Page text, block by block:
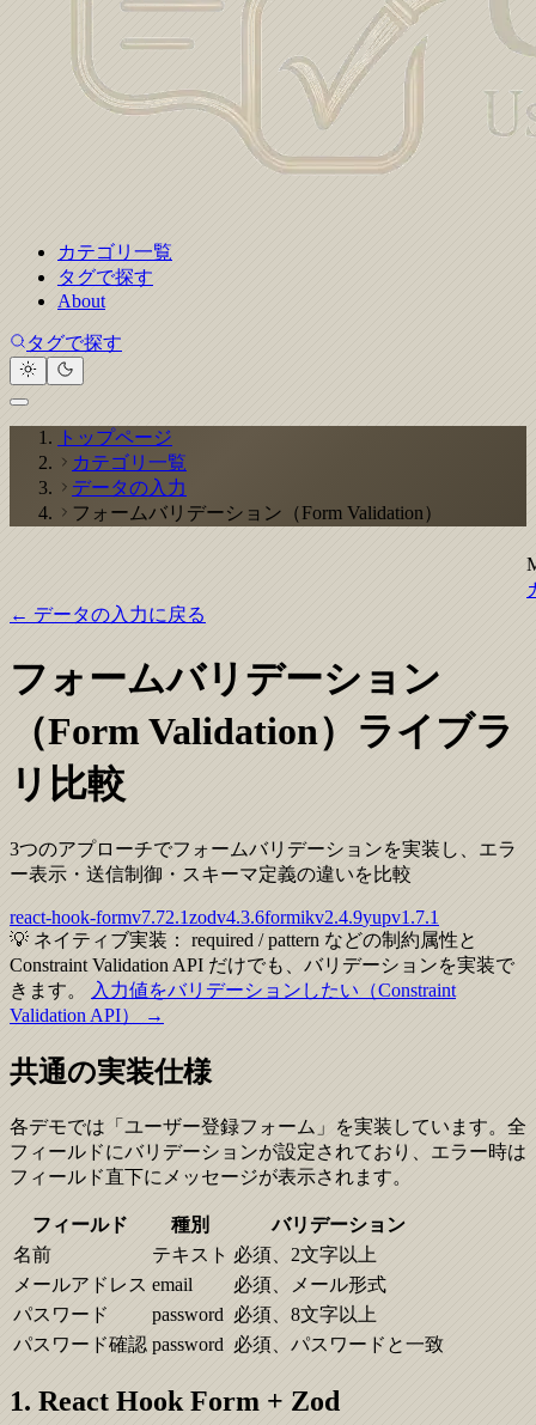
カテゴリ一覧
タグで探す
About
タグで探す
トップページ
カテゴリ一覧
データの入力
フォームバリデーション（Form Validation）
← データの入力に戻る
フォームバリデーション
（Form Validation）ライブラ
リ比較
3つのアプローチでフォームバリデーションを実装し、エラ
ー表示・送信制御・スキーマ定義の違いを比較
react-hook-formv7.72.1zodv4.3.6formikv2.4.9yupv1.7.1
💡 ネイティブ実装：
required / pattern などの制約属性と
Constraint Validation API だけでも、バリデーションを実装で
きます。
入力値をバリデーションしたい（Constraint
Validation API）
→
共通の実装仕様
各デモでは「ユーザー登録フォーム」を実装しています。全
フィールドにバリデーションが設定されており、エラー時は
フィールド直下にメッセージが表示されます。
フィールド 種別
バリデーション
名前
テキスト 必須、2文字以上
メールアドレス email
必須、メール形式
パスワード
password 必須、8文字以上
パスワード確認 password 必須、パスワードと一致
1. React Hook Form + Zod